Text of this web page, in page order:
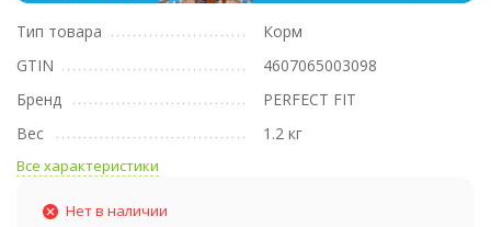
Тип товара
Корм
GTIN
4607065003098
Бренд
PERFECT FIT
Вес
1.2 кг
Все характеристики
Нет в наличии